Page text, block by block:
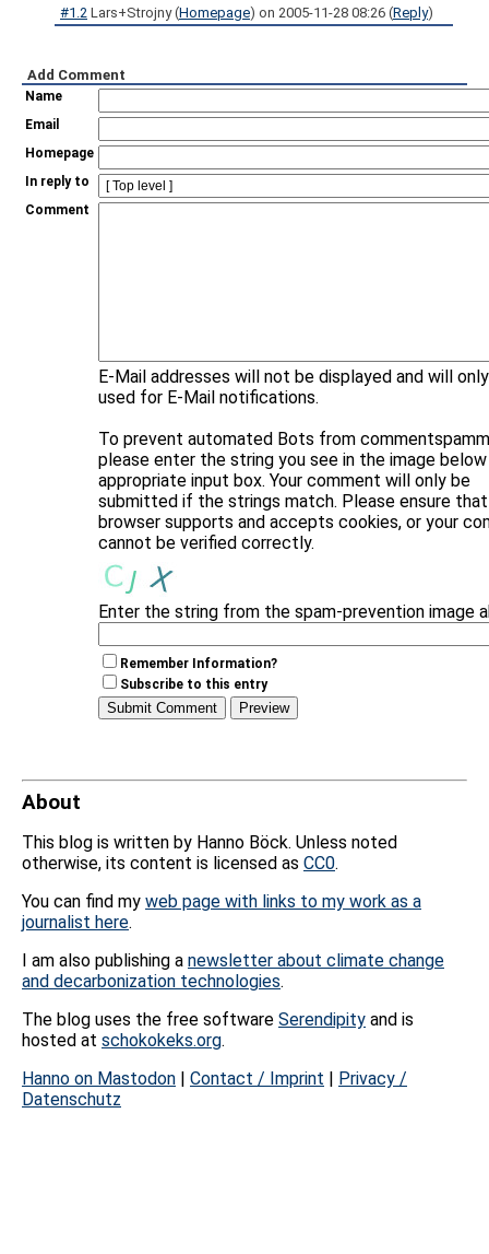
#1.2 Lars+Strojny(Homepage) on 2005-11-28 08:26 (Reply)
Add Comment
Name
Email
Homepage
In reply to
Comment
E-Mail addresses will not be displayed and will
used for E-Mail notifications.
To prevent automated Bots from
please enter the string you see in the image
appropriate input box. Your comment will only be
submitted if the strings match. Please ensure
browser supports and accepts cookies, or your
cannot be verified correctly.
Enter the string from the spam-prevention image
Remember Information?
Subscribe to this entry
About
This blog is written by Hanno Böck. Unless noted
otherwise, its content is licensed as CC0.
You can find my web page with links to my work as a
journalist here.
I am also publishing a newsletter about climate change
and decarbonization technologies.
The blog uses the free software Serendipity and is
hosted at schokokeks.org.
Hanno on Mastodon | Contact / Imprint | Privacy /
Datenschutz